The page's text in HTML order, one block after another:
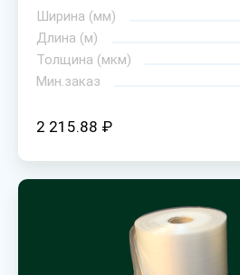
Ширина (мм)
Длина (м)
Толщина (мкм)
Мин.заказ
2 215.88 ₽